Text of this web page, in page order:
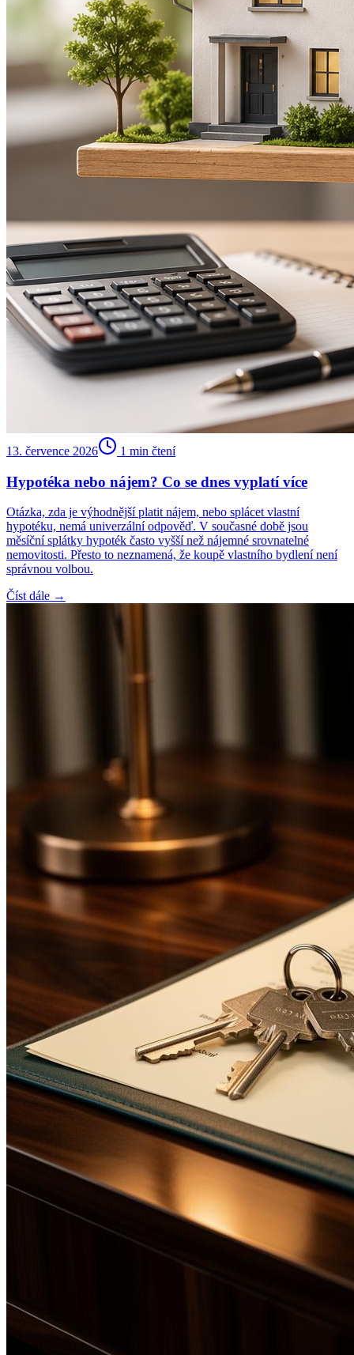
13. července 2026 1 min čtení
Hypotéka nebo nájem? Co se dnes vyplatí více
Otázka, zda je výhodnější platit nájem, nebo splácet vlastní
hypotéku, nemá univerzální odpověď. V současné době jsou
měsíční splátky hypoték často vyšší než nájemné srovnatelné
nemovitosti. Přesto to neznamená, že koupě vlastního bydlení není
správnou volbou.
Číst dále →